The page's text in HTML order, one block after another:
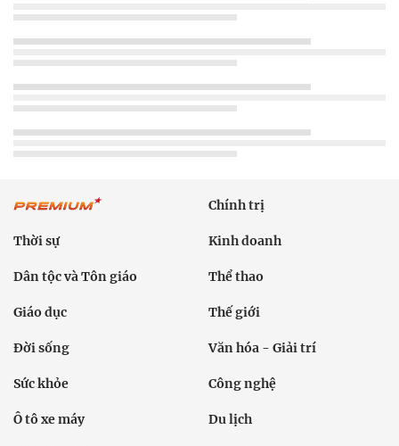
Chính trị
Thời sự Kinh doanh
Dân tộc và Tôn giáo Thể thao
Giáo dục Thế giới
Đời sống Văn hóa - Giải trí
Sức khỏe Công nghệ
Ô tô xe máy Du lịch